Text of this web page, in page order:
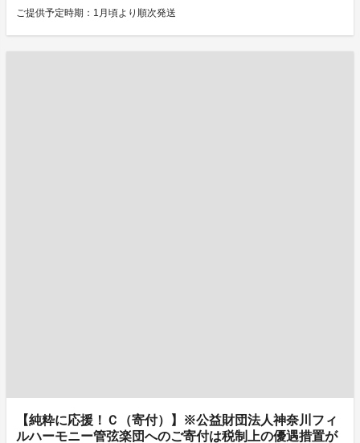
ご提供予定時期：1月頃より順次発送
【純粋に応援！Ｃ（寄付）】※公益財団法人神奈川フィ
ルハーモニー管弦楽団へのご寄付は税制上の優遇措置が